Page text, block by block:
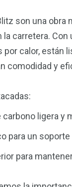
son una
carretera.
por calor, están
comodidad y
ligera y
para un
para